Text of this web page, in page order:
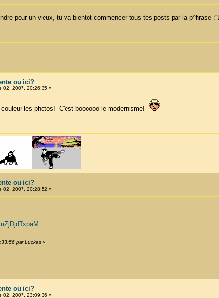
pour un vieux, tu va bientot commencer tous tes posts par la p^hrase
ou ici?
02, 2007, 20:26:35 »
les photos! C'est boooooo le modernisme!
ou ici?
02, 2007, 20:28:52 »
par Luckas»
ou ici?
02, 2007, 23:09:36 »